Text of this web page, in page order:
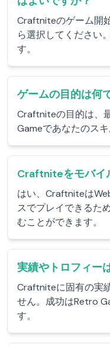
Craftniteのゲーム開
ら選択してください
す。
ゲームの目的は何
Craftniteの目的は、
Gameであなたのス
Craftniteをモバイ
はい、Craftniteは
スでプレイできるた
むことができます。
実績やトロフィー
Craftniteに固有の実
せん。成功はRetro
す。